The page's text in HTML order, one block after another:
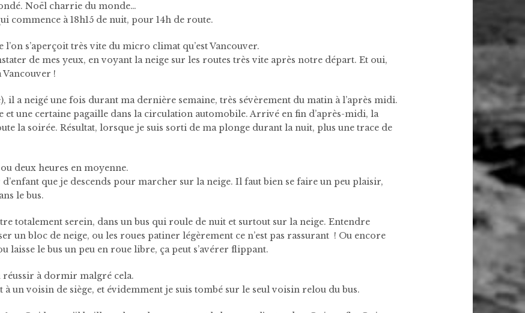
Noël charrie du monde…
commence à 18h15 de nuit, pour 14h de route.
l’on s’aperçoit très vite du micro climat qu’est Vancouver.
de mes yeux, en voyant la neige sur les routes très vite après notre départ. Et oui,
Vancouver !
il a neigé une fois durant ma dernière semaine, très sévèrement du matin à l’après midi.
et une certaine pagaille dans la circulation automobile. Arrivé en fin d’après-midi, la
la soirée. Résultat, lorsque je suis sorti de ma plonge durant la nuit, plus une trace de
deux heures en moyenne.
que je descends pour marcher sur la neige. Il faut bien se faire un peu plaisir,
le bus.
totalement serein, dans un bus qui roule de nuit et surtout sur la neige. Entendre
un bloc de neige, ou les roues patiner légèrement ce n’est pas rassurant ! Ou encore
laisse le bus un peu en roue libre, ça peut s’avérer flippant.
réussir à dormir malgré cela.
à un voisin de siège, et évidemment je suis tombé sur le seul voisin relou du bus.